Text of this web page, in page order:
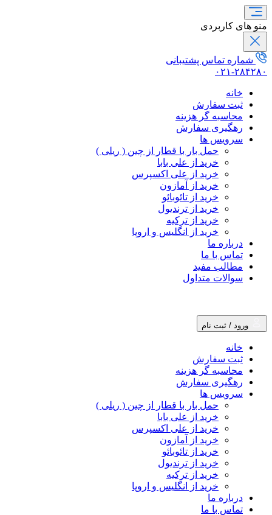
منو های کاربردی
شماره تماس پشتیبانی
۰۲۱-۲۸۴۲۸۰
خانه
ثبت سفارش
محاسبه گر هزینه
رهگیری سفارش
سرویس ها
حمل بار با قطار از چین ( ریلی )
خرید از علی بابا
خرید از علی اکسپرس
خرید از آمازون
خرید از تائوبائو
خرید از ترندیول
خرید از ترکیه
خرید از انگلیس و اروپا
درباره ما
تماس با ما
مطالب مفید
سوالات متداول
خانه
ثبت سفارش
محاسبه گر هزینه
رهگیری سفارش
سرویس ها
حمل بار با قطار از چین ( ریلی )
خرید از علی بابا
خرید از علی اکسپرس
خرید از آمازون
خرید از تائوبائو
خرید از ترندیول
خرید از ترکیه
خرید از انگلیس و اروپا
درباره ما
تماس با ما